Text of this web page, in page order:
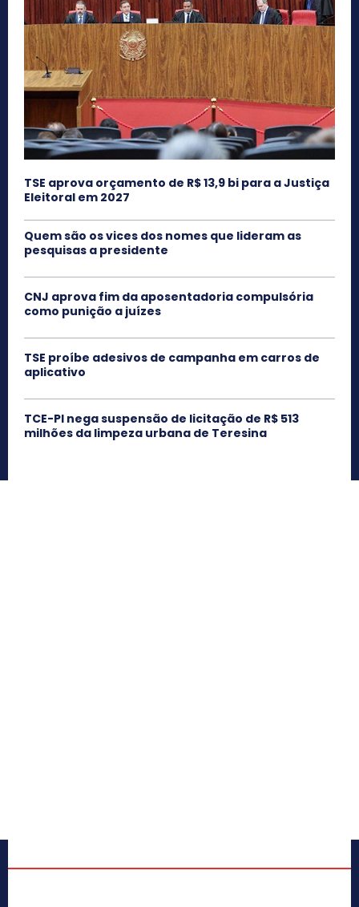
TSE aprova orçamento de R$ 13,9 bi para a Justiça
Eleitoral em 2027
Quem são os vices dos nomes que lideram as
pesquisas a presidente
CNJ aprova fim da aposentadoria compulsória
como punição a juízes
TSE proíbe adesivos de campanha em carros de
aplicativo
TCE-PI nega suspensão de licitação de R$ 513
milhões da limpeza urbana de Teresina